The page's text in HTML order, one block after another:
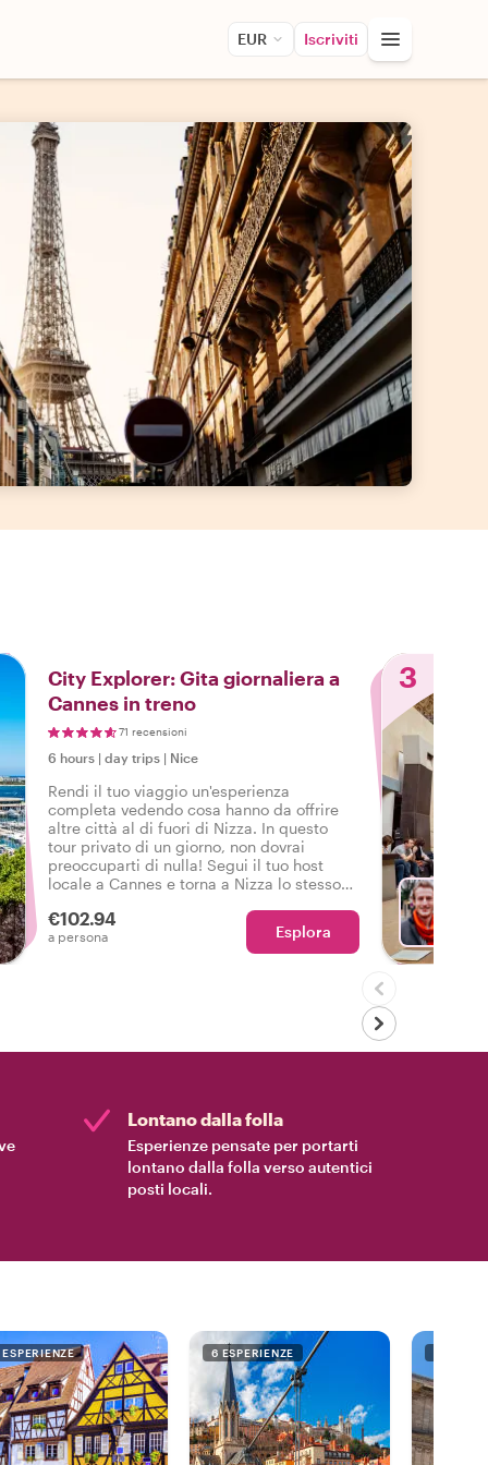
EUR Iscriviti
City Explorer: Gita giornaliera a
Cannes in treno
71 recensioni
6 hours | day trips | Nice
Rendi il tuo viaggio un'esperienza
completa vedendo cosa hanno da offrire
altre città al di fuori di Nizza. In questo
tour privato di un giorno, non dovrai
preoccuparti di nulla! Segui il tuo host
locale a Cannes e torna a Nizza lo stesso
indimenticabili di prima.
€102.94
a persona Esplora
3
Lontano dalla folla
Esperienze pensate per portarti
lontano dalla folla verso autentici
posti locali.
ESPERIENZE 6 ESPERIENZE